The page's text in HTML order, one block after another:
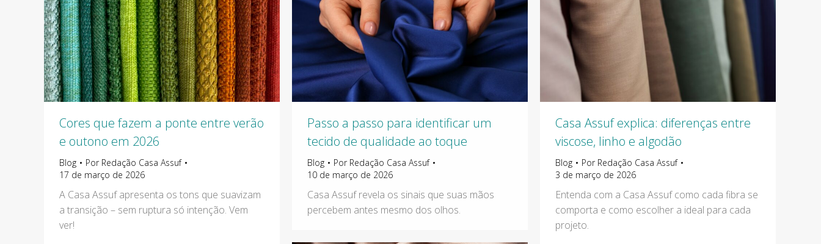
Cores que fazem a ponte entre verão
e outono em 2026
Blog Por Redação Casa Assuf
17 de março de 2026
A Casa Assuf apresenta os tons que suavizam
a transição – sem ruptura só intenção. Vem
ver!
Passo a passo para identificar um
tecido de qualidade ao toque
Blog Por Redação Casa Assuf
10 de março de 2026
Casa Assuf revela os sinais que suas mãos
percebem antes mesmo dos olhos.
Casa Assuf explica: diferenças entre
viscose, linho e algodão
Blog Por Redação Casa Assuf
3 de março de 2026
Entenda com a Casa Assuf como cada fibra se
comporta e como escolher a ideal para cada
projeto.